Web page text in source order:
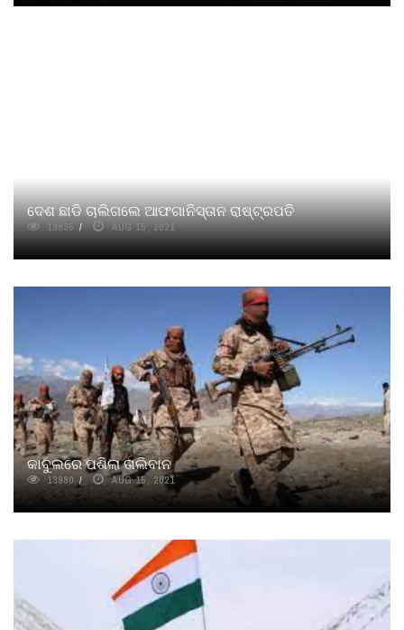
ଦେଶ ଛାଡି ଚାଲିଗ​‌ଲେ ଆଫଗାନିସ୍ତାନ ରାଷ୍ଟ୍ରପତି
13835 AUG 15, 2021
କାବୁଲରେ ପଶିଲା ତାଲିବାନ
13980 AUG 15, 2021